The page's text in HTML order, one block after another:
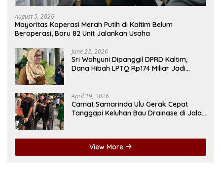
August 5, 2026
Mayoritas Koperasi Merah Putih di Kaltim Belum
Beroperasi, Baru 82 Unit Jalankan Usaha
June 22, 2026
Sri Wahyuni Dipanggil DPRD Kaltim,
Dana Hibah LPTQ Rp174 Miliar Jadi
April 19, 2026
Camat Samarinda Ulu Gerak Cepat
Tanggapi Keluhan Bau Drainase di Jalan
View More